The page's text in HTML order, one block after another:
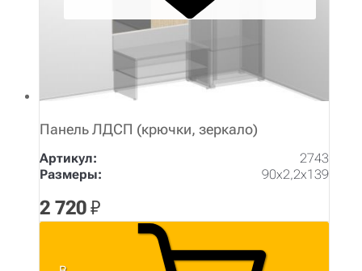
Панель ЛДСП (крючки, зеркало)
Артикул:
2743
Размеры:
90х2,2х139
2 720₽